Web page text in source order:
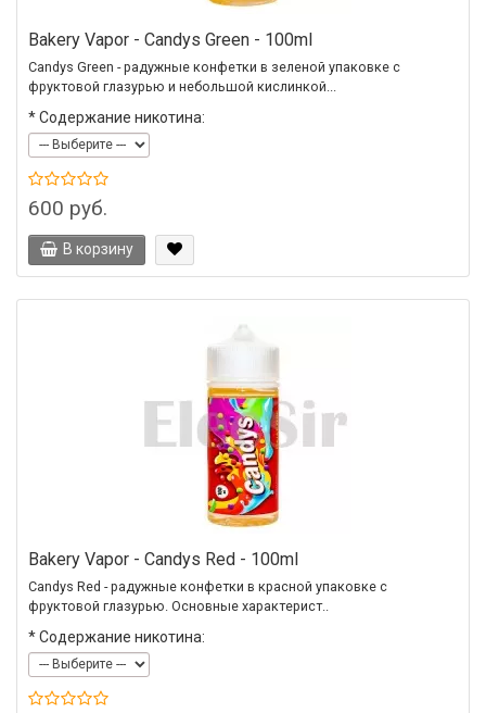
Bakery Vapor - Candys Green - 100ml
Candys Green - радужные конфетки в зеленой упаковке с
фруктовой глазурью и небольшой кислинкой...
*Содержание никотина:
600 руб.
В корзину
Bakery Vapor - Candys Red - 100ml
Candys Red - радужные конфетки в красной упаковке с
фруктовой глазурью. Основные характерист..
*Содержание никотина: